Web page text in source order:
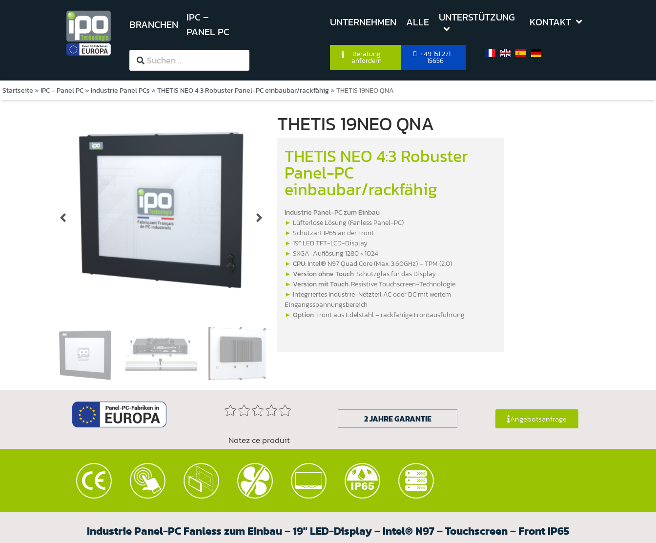
BRANCHEN
IPC –
PANEL PC
UNTERNEHMEN ALLE UNTERSTÜTZUNG KONTAKT
Beratung
anfordern
+49 151 271
15656
Startseite » IPC – Panel PC » Industrie Panel PCs » THETIS NEO 4:3 Robuster Panel-PC einbaubar/rackfähig » THETIS 19NEO QNA
THETIS 19NEO QNA
THETIS NEO 4:3 Robuster
Panel-PC
einbaubar/rackfähig
Industrie Panel-PC zum Einbau
► Lüfterlose Lösung (Fanless Panel-PC)
► Schutzart IP65 an der Front
► 19″ LED TFT-LCD-Display
► SXGA-Auflösung 1280 × 1024
► CPU: Intel® N97 Quad Core (Max. 3.60GHz) – TPM (2.0)
► Version ohne Touch: Schutzglas für das Display
► Version mit Touch: Resistive Touchscreen-Technologie
► Integriertes Industrie-Netzteil AC oder DC mit weitem
Eingangsspannungsbereich
► Option: Front aus Edelstahl – rackfähige Frontausführung
Notez ce produit
2 JAHRE GARANTIE Angebotsanfrage
Industrie Panel-PC Fanless zum Einbau – 19" LED-Display – Intel® N97 – Touchscreen – Front IP65